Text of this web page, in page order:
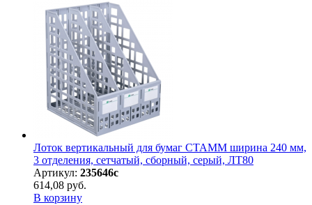
Лоток вертикальный для бумаг СТАММ ширина 240 мм,
3 отделения, сетчатый, сборный, серый, ЛТ80
Артикул: 235646с
614,08 руб.
В корзину